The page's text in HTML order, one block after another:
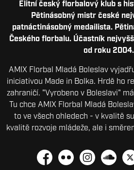
Elitní český florbalový klub s
Pětinásobný mistr české
patnáctinásobný medailista.
Českého florbalu. Účastník
od roku 2004.
AMIX Florbal Mladá Boleslav
iniciativou Made in Bolka. Hrdě ho
zahraničí. "Vyrobeno v Boleslavi"
Tu chce AMIX Florbal Mladá
to ve všech ohledech - v kvalitě
kvalitě rozvoje mládeže, ale i
Facebook
Flickr Instagram